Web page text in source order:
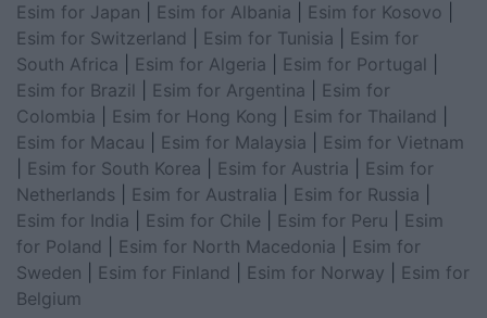
Esim for Japan
Esim for Albania Esim for Kosovo
Esim for Switzerland
Esim for Tunisia
Esim for
South Africa
Esim for Algeria Esim for Portugal
Esim for Brazil
Esim for Argentina
Esim for
Colombia
Esim for Hong Kong Esim for Thailand
Esim for Macau
Esim for Malaysia
Esim for Vietnam
Esim for South Korea Esim for Austria
Esim for
Netherlands
Esim for Australia Esim for Russia
Esim for India
Esim for Chile Esim for Peru
Esim
for Poland
Esim for North Macedonia
Esim for
Sweden
Esim for Finland Esim for Norway
Esim for
Belgium